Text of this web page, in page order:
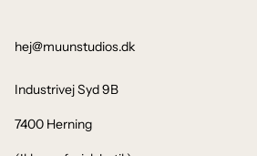
hej@muunstudios.dk
Industrivej Syd 9B
7400 Herning